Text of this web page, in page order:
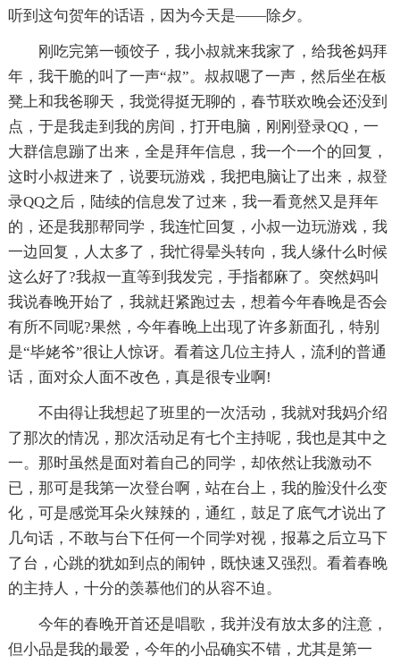
听到这句贺年的话语，因为今天是——除夕。
刚吃完第一顿饺子，我小叔就来我家了，给我爸妈拜
年，我干脆的叫了一声“叔”。叔叔嗯了一声，然后坐在板
凳上和我爸聊天，我觉得挺无聊的，春节联欢晚会还没到
点，于是我走到我的房间，打开电脑，刚刚登录QQ，一
大群信息蹦了出来，全是拜年信息，我一个一个的回复，
这时小叔进来了，说要玩游戏，我把电脑让了出来，叔登
录QQ之后，陆续的信息发了过来，我一看竟然又是拜年
的，还是我那帮同学，我连忙回复，小叔一边玩游戏，我
一边回复，人太多了，我忙得晕头转向，我人缘什么时候
这么好了?我叔一直等到我发完，手指都麻了。突然妈叫
我说春晚开始了，我就赶紧跑过去，想着今年春晚是否会
有所不同呢?果然，今年春晚上出现了许多新面孔，特别
是“毕姥爷”很让人惊讶。看着这几位主持人，流利的普通
话，面对众人面不改色，真是很专业啊!
不由得让我想起了班里的一次活动，我就对我妈介绍
了那次的情况，那次活动足有七个主持呢，我也是其中之
一。那时虽然是面对着自己的同学，却依然让我激动不
已，那可是我第一次登台啊，站在台上，我的脸没什么变
化，可是感觉耳朵火辣辣的，通红，鼓足了底气才说出了
几句话，不敢与台下任何一个同学对视，报幕之后立马下
了台，心跳的犹如到点的闹钟，既快速又强烈。看着春晚
的主持人，十分的羡慕他们的从容不迫。
今年的春晚开首还是唱歌，我并没有放太多的注意，
但小品是我的最爱，今年的小品确实不错，尤其是第一